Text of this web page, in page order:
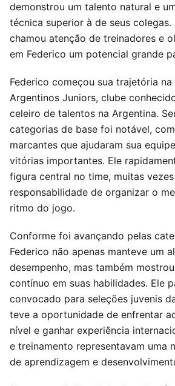
demonstrou um talento natural e
técnica superior à de seus
chamou atenção de treinadores e
em Federico um potencial grande
Federico começou sua trajetória na
Argentinos Juniors, clube
celeiro de talentos na Argentina.
categorias de base foi notável,
marcantes que ajudaram sua
vitórias importantes. Ele
figura central no time, muitas
responsabilidade de organizar o
ritmo do jogo.
Conforme foi avançando pelas
Federico não apenas manteve um
desempenho, mas também
contínuo em suas habilidades. Ele
convocado para seleções juvenis
teve a oportunidade de enfrentar
nível e ganhar experiência
e treinamento representavam uma
de aprendizagem e